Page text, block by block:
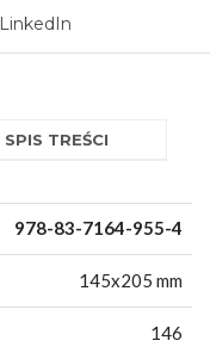
LinkedIn
SPIS TREŚCI
978-83-7164-955-4
145x205 mm
146